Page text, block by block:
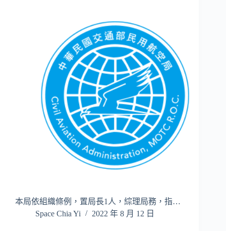
本局依組織條例，置局長1人，綜理局務，指…
Space Chia Yi
2022 年 8 月 12 日